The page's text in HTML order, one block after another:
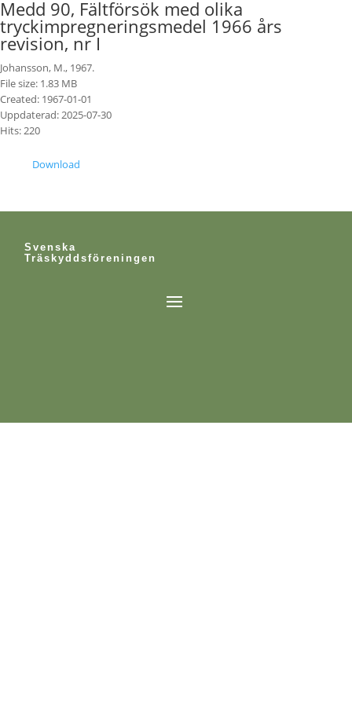
Medd 90, Fältförsök med olika
tryckimpregneringsmedel 1966 års
revision, nr I
Johansson, M., 1967.
File size: 1.83 MB
Created: 1967-01-01
Uppdaterad: 2025-07-30
Hits: 220
Download
Svenska
Träskyddsföreningen